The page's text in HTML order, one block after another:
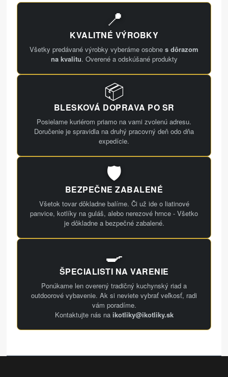
📍
KVALITNÉ VÝROBKY
Všetky predávané výrobky vyberáme osobne s dôrazom
na kvalitu. Overené a odskúšané produkty
📦
BLESKOVÁ DOPRAVA PO SR
Posielame kuriérom priamo na vami zvolenú adresu.
Doručenie je spravidla na druhý pracovný deň odo dňa
expedície.
🛡️
BEZPEČNE ZABALENÉ
Všetok tovar dôkladne balíme. Či už ide o liatinové
panvice, kotlíky na guláš, alebo nerezové hrnce - Všetko
je dôkladne a bezpečné zabalené.
🍳
ŠPECIALISTI NA VARENIE
Ponúkame len overený tradičný kuchynský riad a
outdoorové vybavenie. Ak si neviete vybrať veľkosť, radi
vám poradíme.
Kontaktujte nás na ikotliky@ikotliky.sk